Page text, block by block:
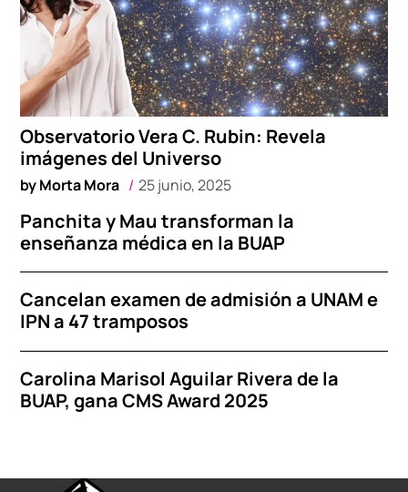
Observatorio Vera C. Rubin: Revela
imágenes del Universo
byMorta Mora 25 junio, 2025
Panchita y Mau transforman la
enseñanza médica en la BUAP
Cancelan examen de admisión a UNAM e
IPN a 47 tramposos
Carolina Marisol Aguilar Rivera de la
BUAP, gana CMS Award 2025